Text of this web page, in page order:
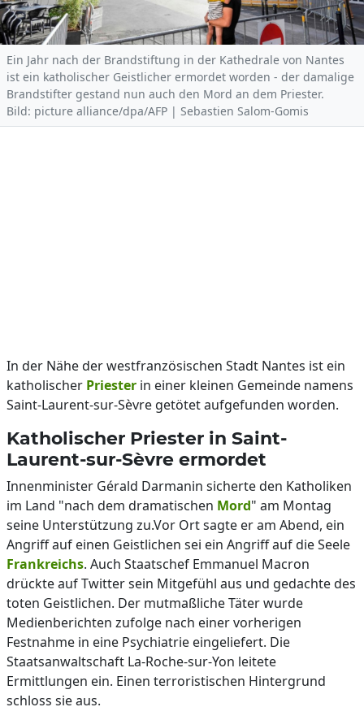
Ein Jahr nach der Brandstiftung in der Kathedrale von Nantes
ist ein katholischer Geistlicher ermordet worden - der damalige
Brandstifter gestand nun auch den Mord an dem Priester.
Bild: picture alliance/dpa/AFP | Sebastien Salom-Gomis
In der Nähe der westfranzösischen Stadt Nantes ist ein
katholischer Priester in einer kleinen Gemeinde namens
Saint-Laurent-sur-Sèvre getötet aufgefunden worden.
Katholischer Priester in Saint-
Laurent-sur-Sèvre ermordet
Innenminister Gérald Darmanin sicherte den Katholiken
im Land "nach dem dramatischen Mord" am Montag
seine Unterstützung zu.Vor Ort sagte er am Abend, ein
Angriff auf einen Geistlichen sei ein Angriff auf die Seele
Frankreichs. Auch Staatschef Emmanuel Macron
drückte auf Twitter sein Mitgefühl aus und gedachte des
toten Geistlichen. Der mutmaßliche Täter wurde
Medienberichten zufolge nach einer vorherigen
Festnahme in eine Psychiatrie eingeliefert. Die
Staatsanwaltschaft La-Roche-sur-Yon leitete
Ermittlungen ein. Einen terroristischen Hintergrund
schloss sie aus.